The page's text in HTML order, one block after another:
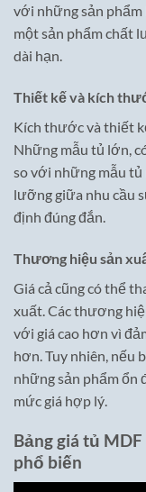
với những sản phẩm
một sản phẩm chất
dài hạn.
Thiết kế và kích
Kích thước và thiết
Những mẫu tủ lớn,
so với những mẫu tủ
lưỡng giữa nhu cầu
định đúng đắn.
Thương hiệu sản
Giá cả cũng có thể
xuất. Các thương
với giá cao hơn vì
hơn. Tuy nhiên, nếu
những sản phẩm
mức giá hợp lý.
Bảng giá tủ
phổ biến